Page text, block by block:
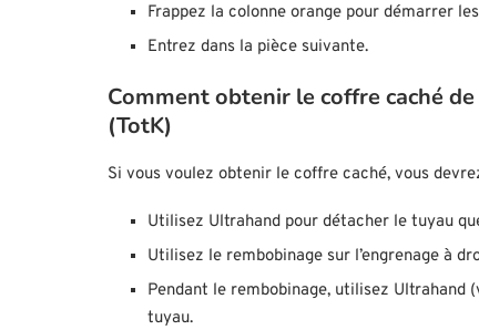
Frappez la colonne orange pour démarrer
Entrez dans la pièce suivante.
Comment obtenir le coffre caché
(TotK)
Si vous voulez obtenir le coffre caché, vous
Utilisez Ultrahand pour détacher le tuyau
Utilisez le rembobinage sur l’engrenage à
Pendant le rembobinage, utilisez
tuyau.